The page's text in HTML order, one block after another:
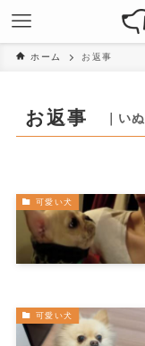
ホーム お返事
お返事 ｜い
可愛い犬
可愛い犬